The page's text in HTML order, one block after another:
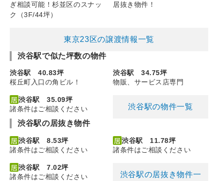
ぎ相談可能！杉並区のスナッ
ク（3F/44坪）
居抜き物件！
東京23区の譲渡情報一覧
渋谷駅で似た坪数の物件
渋谷駅 40.83坪
桜丘町入口の角ビル！
渋谷駅 34.75坪
物販、サービス店専門
渋谷駅 35.09坪
諸条件はご相談ください
渋谷駅の物件一覧
渋谷駅の居抜き物件
渋谷駅 8.53坪
諸条件はご相談ください
渋谷駅 11.78坪
諸条件はご相談ください
渋谷駅 7.02坪
諸条件はご相談ください
渋谷駅の居抜き物件一